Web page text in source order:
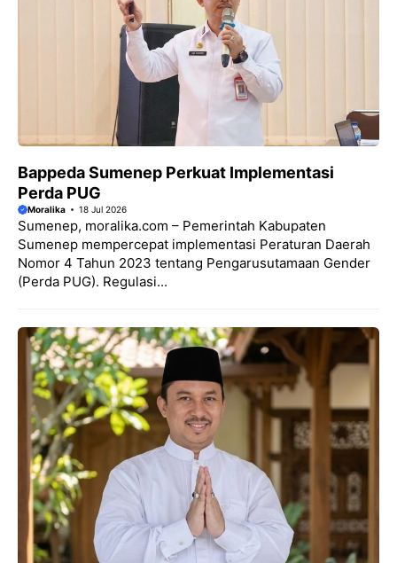
Bappeda Sumenep Perkuat Implementasi
Perda PUG
Moralika 18 Jul 2026
Sumenep, moralika.com – Pemerintah Kabupaten
Sumenep mempercepat implementasi Peraturan Daerah
Nomor 4 Tahun 2023 tentang Pengarusutamaan Gender
(Perda PUG). Regulasi...